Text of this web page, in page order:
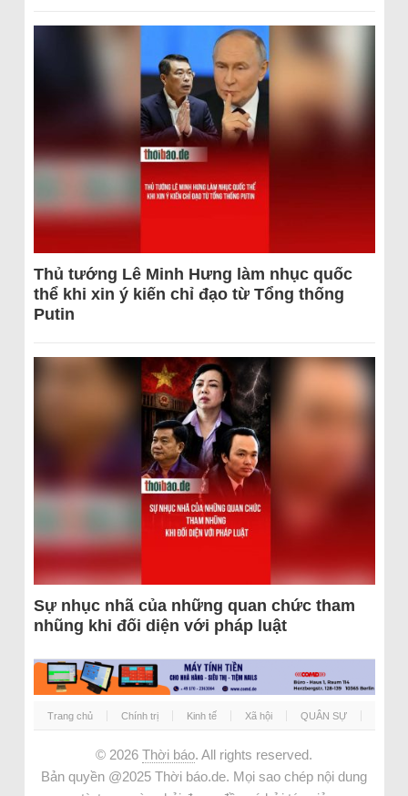
Thủ tướng Lê Minh Hưng làm nhục quốc
thể khi xin ý kiến chỉ đạo từ Tổng thống
Putin
Sự nhục nhã của những quan chức tham
nhũng khi đối diện với pháp luật
Trang chủ Chính trị Kinh tế Xã hội QUÂN SỰ
© 2026 Thời báo. All rights reserved.
Bản quyền @2025 Thời báo.de. Mọi sao chép nội dung